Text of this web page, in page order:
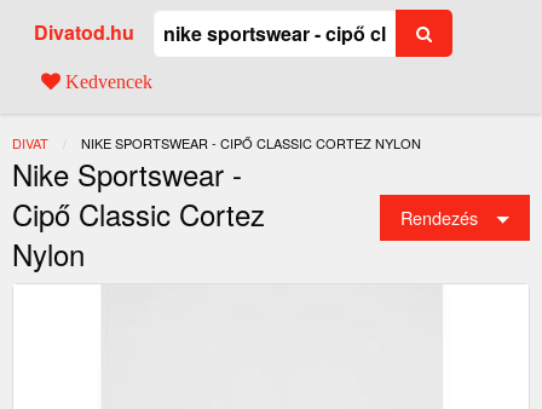
Divatod.hu
Kedvencek
DIVAT JELENLEGI:
NIKE SPORTSWEAR - CIPŐ CLASSIC CORTEZ NYLON
Nike Sportswear -
Cipő Classic Cortez
Nylon
Rendezés